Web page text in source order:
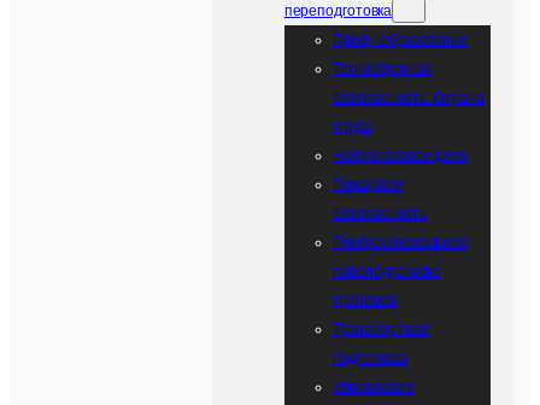
переподготовка
Проф. образование
Teхносферная
безопасность. Охрана
труда
Нефтегазовое дело
Пожарная
безопасность
Профессиональная
переподготовка
тренеров
Транспортная
подготовка
Управление